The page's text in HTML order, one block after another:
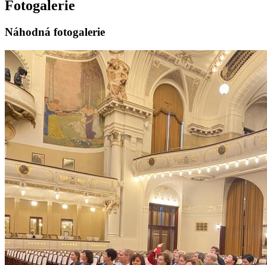
Fotogalerie
Náhodná fotogalerie